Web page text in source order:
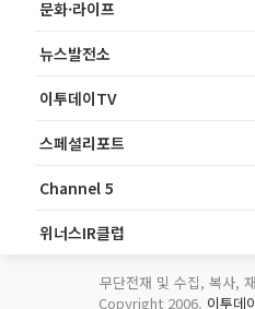
문화·라이프
뉴스발전소
이투데이TV
스페셜리포트
Channel 5
위너스IR클럽
무단전재 및 수집, 복사,
Copyright 2006. 이투데